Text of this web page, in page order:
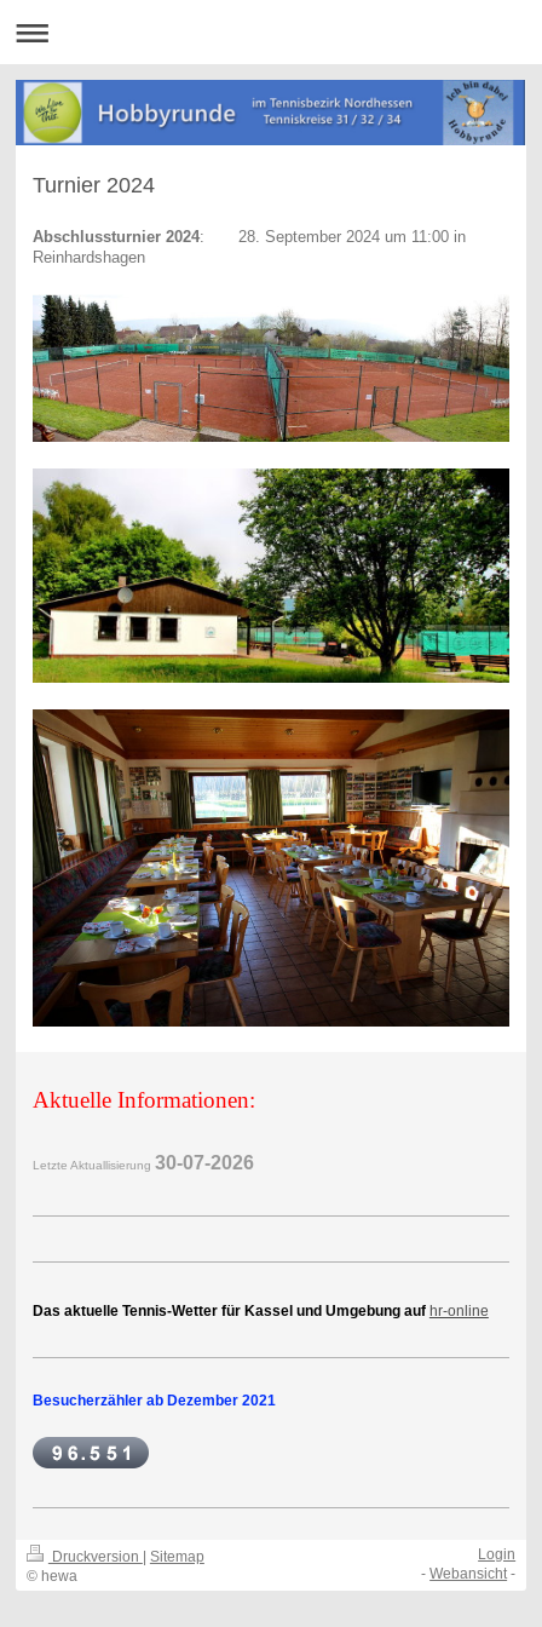
Turnier 2024
Abschlussturnier 2024: 28. September 2024 um 11:00 in
Reinhardshagen
Aktuelle Informationen:
Letzte Aktuallisierung 30-07-2026
Das aktuelle Tennis-Wetter für Kassel und Umgebung auf hr-online
Besucherzähler ab Dezember 2021
Druckversion
Sitemap
© hewa
Login
-Webansicht-